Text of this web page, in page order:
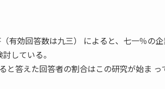
有効回答数は九三） によると、七一％の
している。
と答えた回答者の割合はこの研究が始ま っ